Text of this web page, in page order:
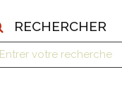
RECHERCHER